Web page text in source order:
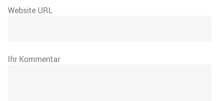
Website URL
Ihr Kommentar